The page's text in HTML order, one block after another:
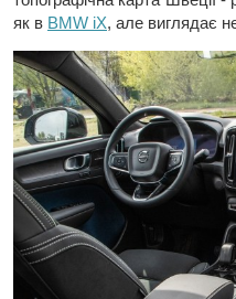
як в BMW iX, але виглядає